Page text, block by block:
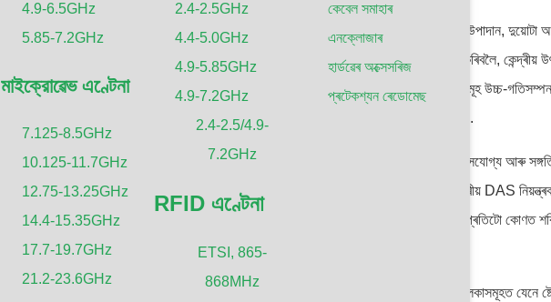
4.9-6.5GHz
5.85-7.2GHz
মাইক্রোৱেভ এণ্টেনা
7.125-8.5GHz
10.125-11.7GHz
12.75-13.25GHz
14.4-15.35GHz
17.7-19.7GHz
21.2-23.6GHz
2.4-2.5GHz
4.4-5.0GHz
4.9-5.85GHz
4.9-7.2GHz
2.4-2.5/4.9-
7.2GHz
RFID এণ্টেনা
ETSI, 865-
868MHz
কেবেল সমাহাৰ
এনক্লোজাৰ
হাৰ্ডৱেৰ অক্সেসৰিজ
প্ৰটেকশ্যন ৰেডোমেছ
DAS (Distributed Antenna System) এণ্টেনাসমূহ 5G নেটৱৰ্কৰ এক আৱশ্যক উপাদান, দুয়োটা
বাহ্যিক। এই এণ্টেনাসমূহ ডিজাইন কৰা হৈছে ৱায়াৰলেছ নেটৱৰ্কৰ আৱৰণ আৰু ক্ষমতা বৃদ্ধি কৰিবলৈ, কেন্দ্ৰীয়
বিতৰণ কৰি বহু এণ্টেনালৈ, এটা বিল্ডিং বা বাহ্যিক এলেকাত। 5G ক্ষেত্ৰত, DAS এণ্টেনাসমূহ উচ্চ-
লেটেন্সি সংযোগ প্ৰদানত গুৰুত্বপূর্ণ ভুমিকা পালন কৰে, যি এই প্ৰযুক্তিয়ে প্ৰতিশ্ৰুতি দিয়ে।.
অভ্যন্তৰীণ DAS এণ্টেনাসমূহ বিল্ডিংৰ ভিতৰত স্থাপন কৰা হয় যাতে সম্পূৰ্ণ পৰিসৰত বিশ্বাসযোগ্য আৰু
প্ৰদান কৰিব পাৰে। এই এণ্টেনাসমূহ সাধাৰণতে ছাদ বা দেওয়ালত স্থাপন কৰা হয় আৰু কেন্দ্ৰীয় DAS
নিয়ন্ত্ৰক নেটৱৰ্কৰ পৰা 5G সংকেত গ্ৰহণ কৰে আৰু এণ্টেনালৈ বিতৰণ কৰে, নিশ্চিত কৰে যে প্ৰতিটো কোণত
সংকেত প্ৰাপ্ত হয়।.
বাহ্যিক DAS এণ্টেনাসমূহ, আনহাতে, 5G আৱৰণ বিস্তাৰ কৰিবলৈ ব্যৱহৃত হয় বাহ্যিক এলেকাসমূহত যেনে